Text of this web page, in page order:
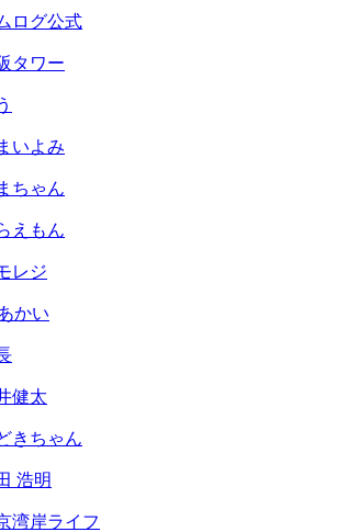
ログ公式
タワー
いよみ
ちゃん
えもん
レジ
かい
健太
きちゃん
浩明
湾岸ライフ